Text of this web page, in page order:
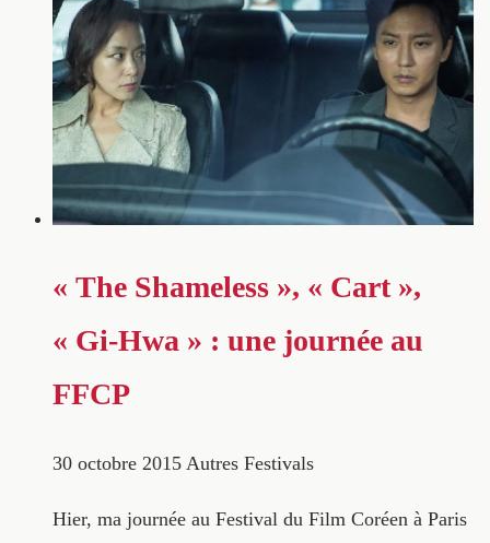
« The Shameless », « Cart »,
« Gi-Hwa » : une journée au
FFCP
30 octobre 2015 Autres Festivals
Hier, ma journée au Festival du Film Coréen à Paris